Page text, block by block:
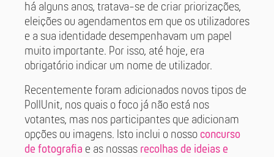
há alguns anos, tratava-se de criar priorizações,
eleições ou agendamentos em que os utilizadores
e a sua identidade desempenhavam um papel
muito importante. Por isso, até hoje, era
obrigatório indicar um nome de utilizador.
Recentemente foram adicionados novos tipos de
PollUnit, nos quais o foco já não está nos
votantes, mas nos participantes que adicionam
opções ou imagens. Isto inclui o nosso concurso
de fotografia e as nossas recolhas de ideias e